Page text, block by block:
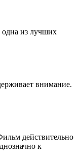
из лучших
внимание.
действительно
к